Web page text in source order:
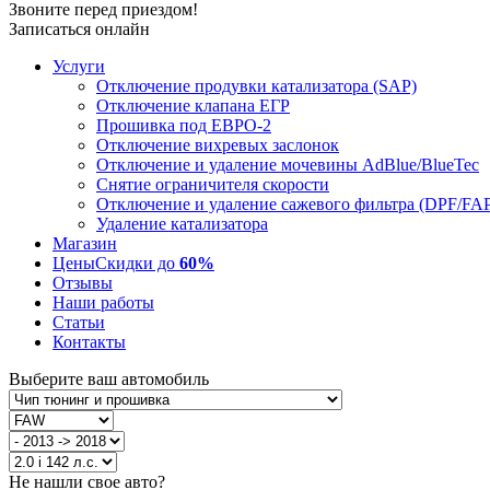
Звоните перед приездом!
Записаться онлайн
Услуги
Отключение продувки катализатора (SAP)
Отключение клапана ЕГР
Прошивка под ЕВРО-2
Отключение вихревых заслонок
Отключение и удаление мочевины AdBlue/BlueTec
Снятие ограничителя скорости
Отключение и удаление сажевого фильтра (DPF/
Удаление катализатора
Магазин
ЦеныСкидки до 60%
Отзывы
Наши работы
Статьи
Контакты
Выберите ваш автомобиль
Не нашли свое авто?